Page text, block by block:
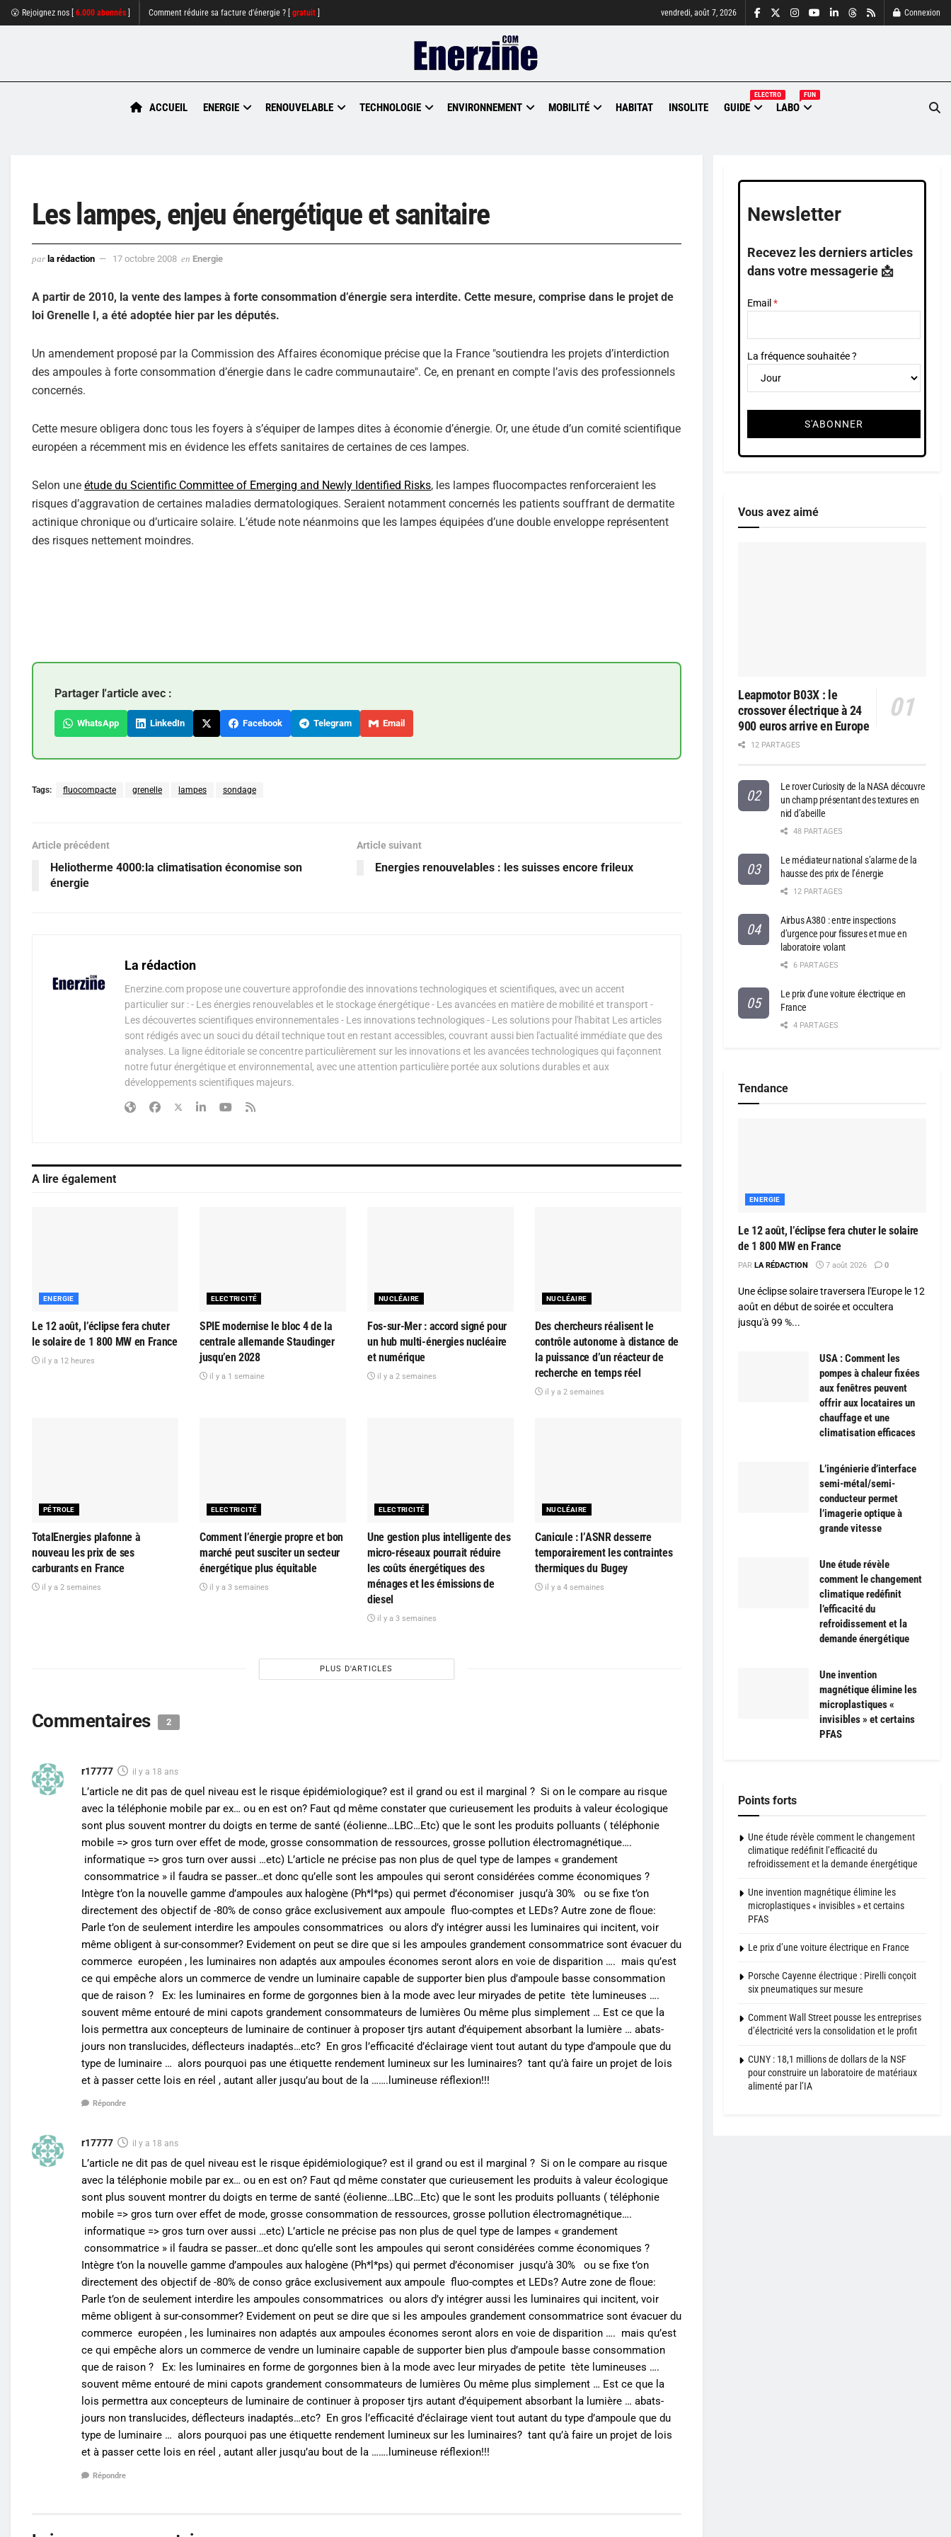
😮 Rejoignez nos [ 6.000 abonnés Comment réduire sa facture d'énergie ? [ gratuit vendredi, août 7, 2026 Connexion
ACCUEIL ENERGIE RENOUVELABLE TECHNOLOGIE ENVIRONNEMENT MOBILITÉ HABITAT INSOLITE GUIDE
ELECTRO
LABO
FUN
Les lampes, enjeu énergétique et sanitaire
par la rédaction 17 octobre 2008 en Energie
A partir de 2010, la vente des lampes à forte consommation d’énergie sera interdite. Cette mesure, comprise dans le projet de
loi Grenelle I, a été adoptée hier par les députés.
Un amendement proposé par la Commission des Affaires économique précise que la France "soutiendra les projets d’interdiction
des ampoules à forte consommation d’énergie dans le cadre communautaire". Ce, en prenant en compte l’avis des professionnels
concernés.
Cette mesure obligera donc tous les foyers à s’équiper de lampes dites à économie d’énergie. Or, une étude d’un comité scientifique
européen a récemment mis en évidence les effets sanitaires de certaines de ces lampes.
Selon une étude du Scientific Committee of Emerging and Newly Identified Risks, les lampes fluocompactes renforceraient les
risques d’aggravation de certaines maladies dermatologiques. Seraient notamment concernés les patients souffrant de dermatite
actinique chronique ou d’urticaire solaire. L’étude note néanmoins que les lampes équipées d’une double enveloppe représentent
des risques nettement moindres.
Partager l'article avec :
WhatsApp LinkedIn Facebook Telegram Email
Tags: fluocompacte grenelle lampes sondage
Article précédent
Heliotherme 4000:la climatisation économise son
énergie
Article suivant
Energies renouvelables : les suisses encore frileux
La rédaction
Enerzine.com propose une couverture approfondie des innovations technologiques et scientifiques, avec un accent
particulier sur : - Les énergies renouvelables et le stockage énergétique - Les avancées en matière de mobilité et transport -
Les découvertes scientifiques environnementales - Les innovations technologiques - Les solutions pour l'habitat Les articles
sont rédigés avec un souci du détail technique tout en restant accessibles, couvrant aussi bien l'actualité immédiate que des
analyses. La ligne éditoriale se concentre particulièrement sur les innovations et les avancées technologiques qui façonnent
notre futur énergétique et environnemental, avec une attention particulière portée aux solutions durables et aux
développements scientifiques majeurs.
A lire également
ENERGIE
Le 12 août, l’éclipse fera chuter
le solaire de 1 800 MW en France
il y a 12 heures
ELECTRICITÉ
SPIE modernise le bloc 4 de la
centrale allemande Staudinger
jusqu’en 2028
il y a 1 semaine
NUCLÉAIRE
Fos-sur-Mer : accord signé pour
un hub multi-énergies nucléaire
et numérique
il y a 2 semaines
NUCLÉAIRE
Des chercheurs réalisent le
contrôle autonome à distance de
la puissance d’un réacteur de
recherche en temps réel
il y a 2 semaines
PÉTROLE
TotalEnergies plafonne à
nouveau les prix de ses
carburants en France
il y a 2 semaines
ELECTRICITÉ
Comment l’énergie propre et bon
marché peut susciter un secteur
énergétique plus équitable
il y a 3 semaines
ELECTRICITÉ
Une gestion plus intelligente des
micro-réseaux pourrait réduire
les coûts énergétiques des
ménages et les émissions de
diesel
il y a 3 semaines
NUCLÉAIRE
Canicule : l’ASNR desserre
temporairement les contraintes
thermiques du Bugey
il y a 4 semaines
PLUS D'ARTICLES
Commentaires 2
r17777 il y a 18 ans
L’article ne dit pas de quel niveau est le risque épidémiologique? est il grand ou est il marginal ? Si on le compare au risque
avec la téléphonie mobile par ex… ou en est on? Faut qd même constater que curieusement les produits à valeur écologique
sont plus souvent montrer du doigts en terme de santé (éolienne…LBC…Etc) que le sont les produits polluants ( téléphonie
mobile => gros turn over effet de mode, grosse consommation de ressources, grosse pollution électromagnétique….
informatique => gros turn over aussi …etc) L’article ne précise pas non plus de quel type de lampes « grandement
consommatrice » il faudra se passer…et donc qu’elle sont les ampoules qui seront considérées comme économiques ?
Intègre t’on la nouvelle gamme d’ampoules aux halogène (Ph*l*ps) qui permet d’économiser jusqu’à 30% ou se fixe t’on
directement des objectif de -80% de conso grâce exclusivement aux ampoule fluo-comptes et LEDs? Autre zone de floue:
Parle t’on de seulement interdire les ampoules consommatrices ou alors d’y intégrer aussi les luminaires qui incitent, voir
même obligent à sur-consommer? Evidement on peut se dire que si les ampoules grandement consommatrice sont évacuer du
commerce européen , les luminaires non adaptés aux ampoules économes seront alors en voie de disparition …. mais qu’est
ce qui empêche alors un commerce de vendre un luminaire capable de supporter bien plus d’ampoule basse consommation
que de raison ? Ex: les luminaires en forme de gorgonnes bien à la mode avec leur miryades de petite tète lumineuses ….
souvent même entouré de mini capots grandement consommateurs de lumières Ou même plus simplement … Est ce que la
lois permettra aux concepteurs de luminaire de continuer à proposer tjrs autant d’équipement absorbant la lumière … abats-
jours non translucides, déflecteurs inadaptés…etc? En gros l’efficacité d’éclairage vient tout autant du type d’ampoule que du
type de luminaire … alors pourquoi pas une étiquette rendement lumineux sur les luminaires? tant qu’à faire un projet de lois
et à passer cette lois en réel , autant aller jusqu’au bout de la …….lumineuse réflexion!!!
Répondre
r17777 il y a 18 ans
L’article ne dit pas de quel niveau est le risque épidémiologique? est il grand ou est il marginal ? Si on le compare au risque
avec la téléphonie mobile par ex… ou en est on? Faut qd même constater que curieusement les produits à valeur écologique
sont plus souvent montrer du doigts en terme de santé (éolienne…LBC…Etc) que le sont les produits polluants ( téléphonie
mobile => gros turn over effet de mode, grosse consommation de ressources, grosse pollution électromagnétique….
informatique => gros turn over aussi …etc) L’article ne précise pas non plus de quel type de lampes « grandement
consommatrice » il faudra se passer…et donc qu’elle sont les ampoules qui seront considérées comme économiques ?
Intègre t’on la nouvelle gamme d’ampoules aux halogène (Ph*l*ps) qui permet d’économiser jusqu’à 30% ou se fixe t’on
directement des objectif de -80% de conso grâce exclusivement aux ampoule fluo-comptes et LEDs? Autre zone de floue:
Parle t’on de seulement interdire les ampoules consommatrices ou alors d’y intégrer aussi les luminaires qui incitent, voir
même obligent à sur-consommer? Evidement on peut se dire que si les ampoules grandement consommatrice sont évacuer du
commerce européen , les luminaires non adaptés aux ampoules économes seront alors en voie de disparition …. mais qu’est
ce qui empêche alors un commerce de vendre un luminaire capable de supporter bien plus d’ampoule basse consommation
que de raison ? Ex: les luminaires en forme de gorgonnes bien à la mode avec leur miryades de petite tète lumineuses ….
souvent même entouré de mini capots grandement consommateurs de lumières Ou même plus simplement … Est ce que la
lois permettra aux concepteurs de luminaire de continuer à proposer tjrs autant d’équipement absorbant la lumière … abats-
jours non translucides, déflecteurs inadaptés…etc? En gros l’efficacité d’éclairage vient tout autant du type d’ampoule que du
type de luminaire … alors pourquoi pas une étiquette rendement lumineux sur les luminaires? tant qu’à faire un projet de lois
et à passer cette lois en réel , autant aller jusqu’au bout de la …….lumineuse réflexion!!!
Répondre
Newsletter
Recevez les derniers articles
dans votre messagerie 📩
Email
La fréquence souhaitée ?
Vous avez aimé
Leapmotor B03X : le
crossover électrique à 24
900 euros arrive en Europe
12 PARTAGES
Le rover Curiosity de la NASA découvre
un champ présentant des textures en
nid d’abeille
48 PARTAGES
Le médiateur national s’alarme de la
hausse des prix de l’énergie
12 PARTAGES
Airbus A380 : entre inspections
d’urgence pour fissures et mue en
laboratoire volant
6 PARTAGES
Le prix d’une voiture électrique en
France
4 PARTAGES
Tendance
ENERGIE
Le 12 août, l’éclipse fera chuter le solaire
de 1 800 MW en France
PAR LA RÉDACTION 7 août 2026 0
Une éclipse solaire traversera l'Europe le 12
août en début de soirée et occultera
jusqu'à 99 %...
USA : Comment les
pompes à chaleur fixées
aux fenêtres peuvent
offrir aux locataires un
chauffage et une
climatisation efficaces
L’ingénierie d’interface
semi-métal/semi-
conducteur permet
l’imagerie optique à
grande vitesse
Une étude révèle
comment le changement
climatique redéfinit
l’efficacité du
refroidissement et la
demande énergétique
Une invention
magnétique élimine les
microplastiques «
invisibles » et certains
PFAS
Points forts
Une étude révèle comment le changement
climatique redéfinit l’efficacité du
refroidissement et la demande énergétique
Une invention magnétique élimine les
microplastiques « invisibles » et certains
PFAS
Le prix d’une voiture électrique en France
Porsche Cayenne électrique : Pirelli conçoit
six pneumatiques sur mesure
Comment Wall Street pousse les entreprises
d’électricité vers la consolidation et le profit
CUNY : 18,1 millions de dollars de la NSF
pour construire un laboratoire de matériaux
alimenté par l’IA